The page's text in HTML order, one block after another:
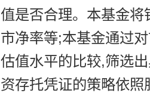
值是否合理。本基金
市净率等;本基金通过
估值水平的比较,筛选
资存托凭证的策略依